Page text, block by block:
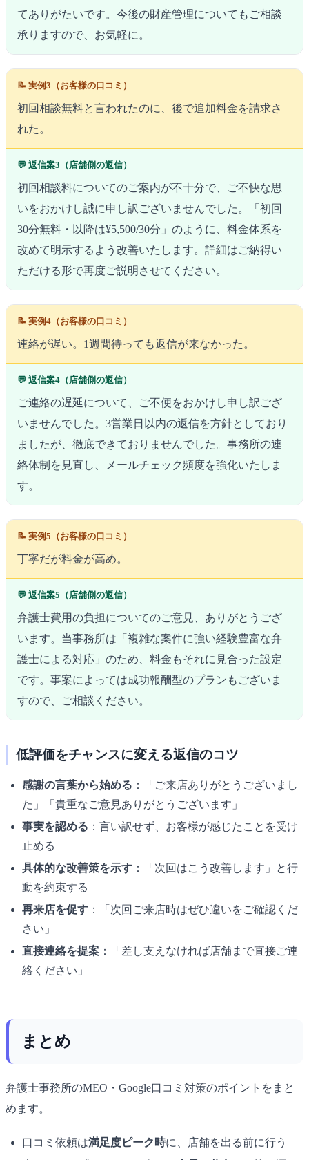
てありがたいです。今後の財産管理についてもご相談
承りますので、お気軽に。
📝 実例3（お客様の口コミ）
初回相談無料と言われたのに、後で追加料金を請求さ
れた。
💬 返信案3（店舗側の返信）
初回相談料についてのご案内が不十分で、ご不快な思
いをおかけし誠に申し訳ございませんでした。「初回
30分無料・以降は¥5,500/30分」のように、料金体系を
改めて明示するよう改善いたします。詳細はご納得い
ただける形で再度ご説明させてください。
📝 実例4（お客様の口コミ）
連絡が遅い。1週間待っても返信が来なかった。
💬 返信案4（店舗側の返信）
ご連絡の遅延について、ご不便をおかけし申し訳ござ
いませんでした。3営業日以内の返信を方針としており
ましたが、徹底できておりませんでした。事務所の連
絡体制を見直し、メールチェック頻度を強化いたしま
す。
📝 実例5（お客様の口コミ）
丁寧だが料金が高め。
💬 返信案5（店舗側の返信）
弁護士費用の負担についてのご意見、ありがとうござ
います。当事務所は「複雑な案件に強い経験豊富な弁
護士による対応」のため、料金もそれに見合った設定
です。事案によっては成功報酬型のプランもございま
すので、ご相談ください。
低評価をチャンスに変える返信のコツ
感謝の言葉から始める ：「ご来店ありがとうございまし
た」「貴重なご意見ありがとうございます」
事実を認める ：言い訳せず、お客様が感じたことを受け
止める
具体的な改善策を示す ：「次回はこう改善します」と行
動を約束する
再来店を促す ：「次回ご来店時はぜひ違いをご確認くだ
さい」
直接連絡を提案 ：「差し支えなければ店舗まで直接ご連
絡ください」
まとめ
弁護士事務所のMEO・Google口コミ対策のポイントをまと
めます。
口コミ依頼は満足度ピーク時に、店舗を出る前に行う